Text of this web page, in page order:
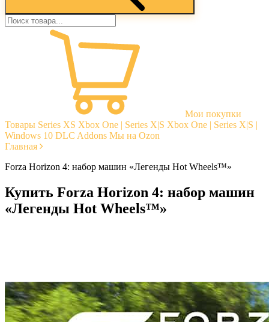
Мои покупки
Товары Series XS Xbox One | Series X|S Xbox One | Series X|S |
Windows 10 DLC Addons Мы на Ozon
Главная
Forza Horizon 4: набор машин «Легенды Hot Wheels™»
Купить Forza Horizon 4: набор машин
«Легенды Hot Wheels™»